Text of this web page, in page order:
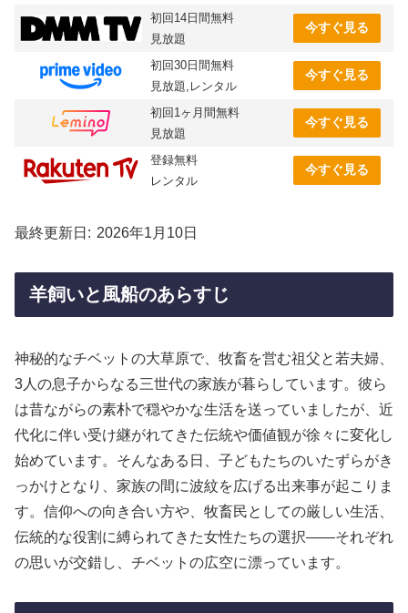
初回14日間無料
見放題
今すぐ見る
初回30日間無料
見放題,レンタル
今すぐ見る
初回1ヶ月間無料
見放題
今すぐ見る
登録無料
レンタル
今すぐ見る
最終更新日 2026年1月10日
羊飼いと風船のあらすじ
神秘的なチベットの大草原で、牧畜を営む祖父と若夫婦、
3人の息子からなる三世代の家族が暮らしています。彼ら
は昔ながらの素朴で穏やかな生活を送っていましたが、近
代化に伴い受け継がれてきた伝統や価値観が徐々に変化し
始めています。そんなある日、子どもたちのいたずらがき
っかけとなり、家族の間に波紋を広げる出来事が起こりま
す。信仰への向き合い方や、牧畜民としての厳しい生活、
伝統的な役割に縛られてきた女性たちの選択——それぞれ
の思いが交錯し、チベットの広空に漂っています。